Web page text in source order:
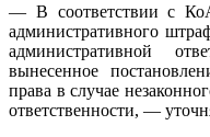
— В соответствии с
административного
административной
вынесенное
права в случае
ответственности, —